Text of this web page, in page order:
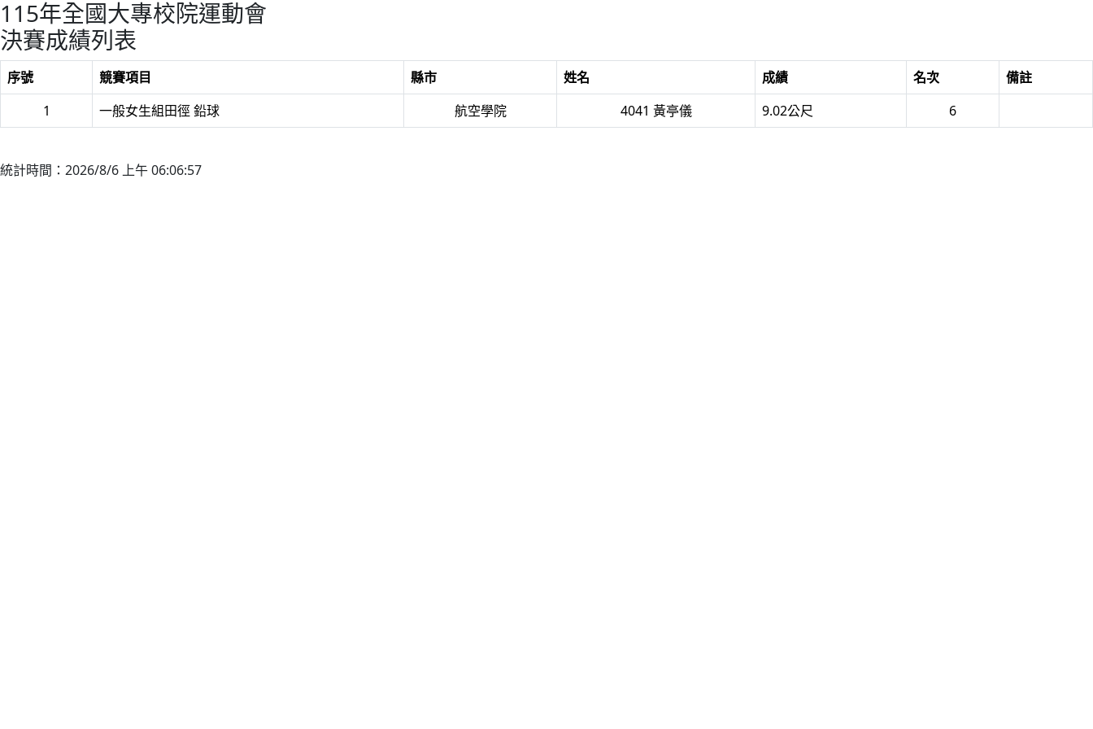
115年全國大專校院運動會
決賽成績列表
序號 競賽項目 縣市 姓名 成績 名次
備註
1
一般女生組田徑 鉛球 航空學院 4041 黃亭儀 9.02公尺 6
統計時間：2026/8/6 上午 06:06:57